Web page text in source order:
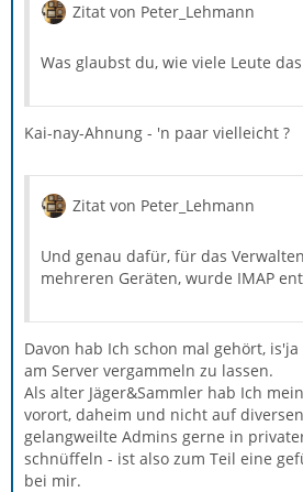
Zitat von Peter_Lehmann
Was glaubst du, wie viele Leute
Kai-nay-Ahnung - 'n paar vielleicht ?
Zitat von Peter_Lehmann
Und genau dafür, für das
mehreren Geräten, wurde IMAP
Davon hab Ich schon mal gehört,
am Server vergammeln zu lassen.
Als alter Jäger&Sammler hab Ich
vorort, daheim und nicht auf
gelangweilte Admins gerne in
schnüffeln - ist also zum Teil eine
bei mir.